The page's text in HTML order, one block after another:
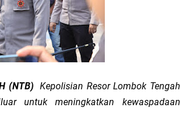
Wisatawan Berikan HT
Bagikan Bendera Merah Putih
Titik Black Spot, Antisipasi Kecelakaan
di Kelurahan Taman Sari Ampenan
(NTB) Kepolisian Resor Lombok Tengah
untuk meningkatkan kewaspadaan